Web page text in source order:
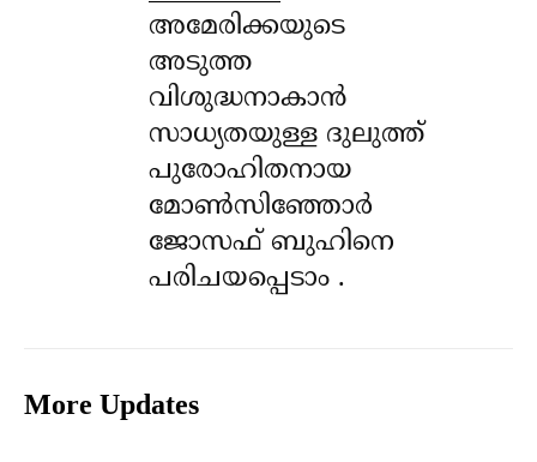
അമേരിക്കയുടെ
അടുത്ത
വിശുദ്ധനാകാൻ
സാധ്യതയുള്ള ദുലുത്ത്
പുരോഹിതനായ
മോൺസിഞ്ഞോർ
ജോസഫ് ബുഹിനെ
പരിചയപ്പെടാം .
More Updates